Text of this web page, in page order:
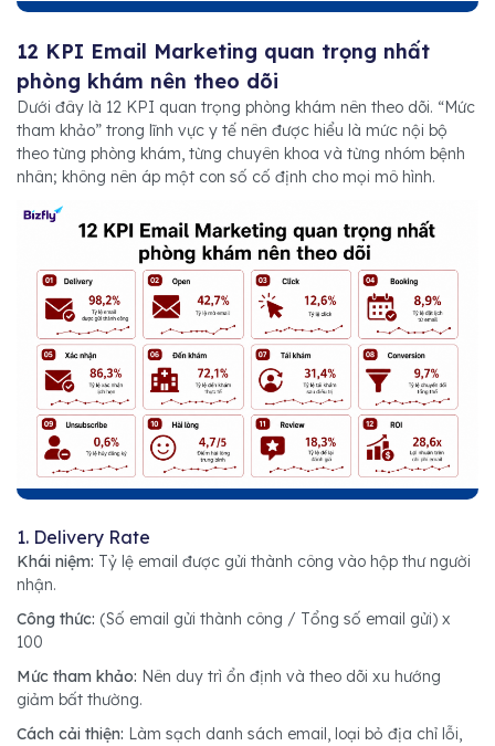
12 KPI Email Marketing quan trọng nhất
phòng khám nên theo dõi
Dưới đây là 12 KPI quan trọng phòng khám nên theo dõi. “Mức
tham khảo” trong lĩnh vực y tế nên được hiểu là mức nội bộ
theo từng phòng khám, từng chuyên khoa và từng nhóm bệnh
nhân; không nên áp một con số cố định cho mọi mô hình.
1. Delivery Rate
Khái niệm: Tỷ lệ email được gửi thành công vào hộp thư người
nhận.
Công thức: (Số email gửi thành công / Tổng số email gửi) x
100
Mức tham khảo: Nên duy trì ổn định và theo dõi xu hướng
giảm bất thường.
Cách cải thiện: Làm sạch danh sách email, loại bỏ địa chỉ lỗi,